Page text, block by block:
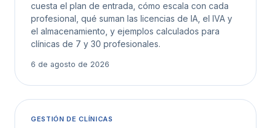
cuesta el plan de entrada, cómo escala con cada
profesional, qué suman las licencias de IA, el IVA y
el almacenamiento, y ejemplos calculados para
clínicas de 7 y 30 profesionales.
6 de agosto de 2026
GESTIÓN DE CLÍNICAS